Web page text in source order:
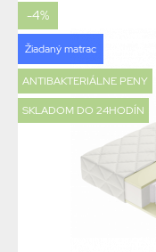
-4%
Žiadaný matrac
ANTIBAKTERIÁLNE PENY
SKLADOM DO 24HODÍN